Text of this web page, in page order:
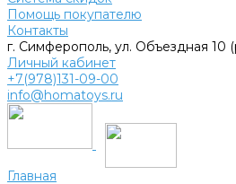
Помощь покупателю
Контакты
г. Симферополь, ул. Объездная 10
Личный кабинет
+7(978)131-09-00
info@homatoys.ru
Главная